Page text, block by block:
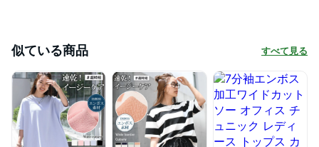
似ている商品 すべて見る